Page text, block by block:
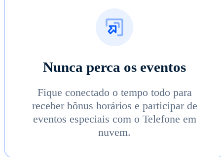
Nunca perca os eventos
Fique conectado o tempo todo para
receber bônus horários e participar de
eventos especiais com o Telefone em
nuvem.